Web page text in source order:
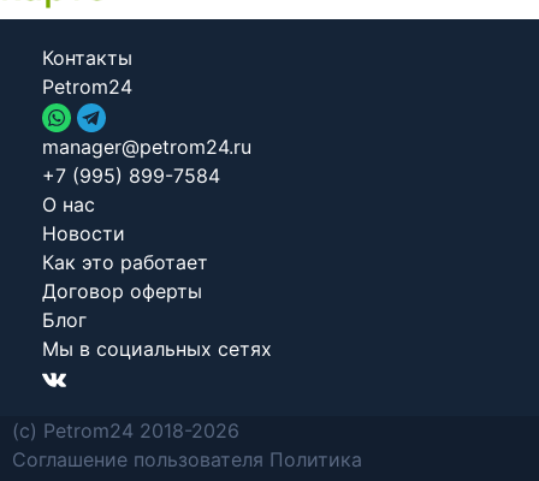
Контакты
Petrom24
manager@petrom24.ru
+7 (995) 899-7584
О нас
Новости
Как это работает
Договор оферты
Блог
Мы в социальных сетях
(c) Petrom24 2018-2026
Соглашение пользователя Политика